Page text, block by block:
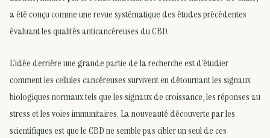
a été conçu comme une revue systématique des études précédentes
évaluant les qualités anticancéreuses du CBD.
L’idée derrière une grande partie de la recherche est d’étudier
comment les cellules cancéreuses survivent en détournant les signaux
biologiques normaux tels que les signaux de croissance, les réponses au
stress et les voies immunitaires. La nouveauté découverte par les
scientifiques est que le CBD ne semble pas cibler un seul de ces